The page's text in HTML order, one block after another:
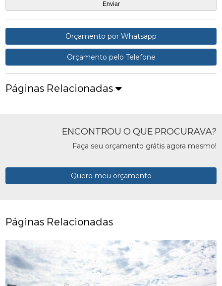
Orçamento por Whatsapp
Orçamento pelo Telefone
Páginas Relacionadas
ENCONTROU O QUE PROCURAVA?
Faça seu orçamento grátis agora mesmo!
Quero meu orçamento
Páginas Relacionadas